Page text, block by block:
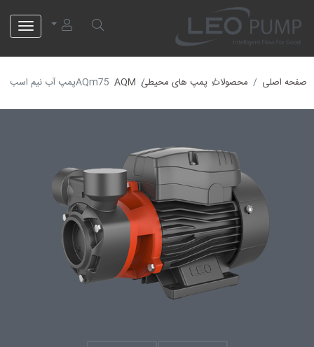
صفحه اصلی محصولات پمپ های محیطی AQM AQm75پمپ آب نیم اسب خانگی ورودی بغل